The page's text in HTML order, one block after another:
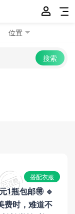
位置
搭配衣服
1瓶包邮🉐 🔹
费时，难道不